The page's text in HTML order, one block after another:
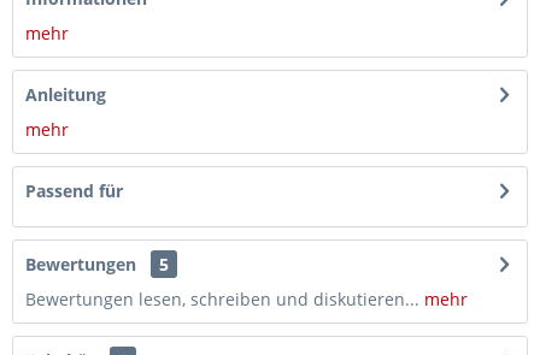
mehr
Anleitung
mehr
Passend für
Bewertungen
5
Bewertungen lesen, schreiben und diskutieren... mehr